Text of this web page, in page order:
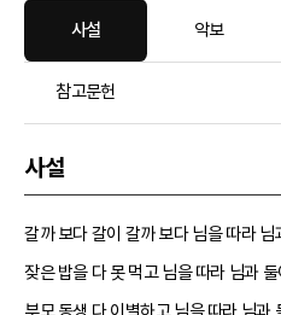
사설 악보
참고문헌
사설
갈까 보다 갈이 갈까 보다 님을 따라 님
잦은 밥을 다 못 먹고 님을 따라 님과